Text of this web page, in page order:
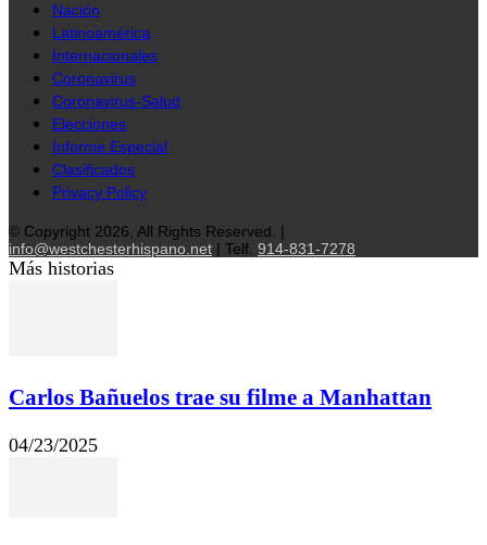
Nación
Latinoamérica
Internacionales
Coronavirus
Coronavirus-Salud
Elecciones
Informe Especial
Clasificados
Privacy Policy
© Copyright 2026, All Rights Reserved. |
info@westchesterhispano.net | Telf. 914-831-7278
Más historias
Carlos Bañuelos trae su filme a Manhattan
04/23/2025